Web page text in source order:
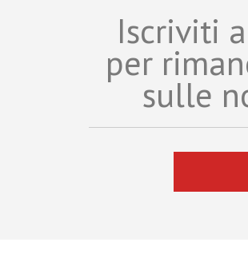
Iscriviti
per
sulle